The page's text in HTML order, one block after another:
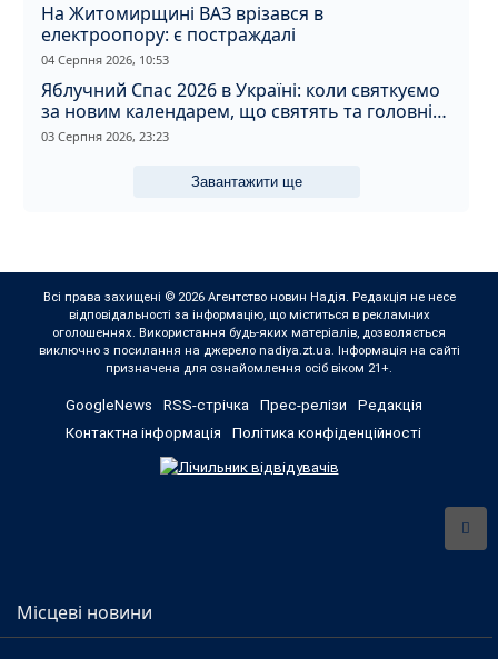
На Житомирщині ВАЗ врізався в
електроопору: є постраждалі
04 Серпня 2026, 10:53
Яблучний Спас 2026 в Україні: коли святкуємо
за новим календарем, що святять та головні
прикмети дня
03 Серпня 2026, 23:23
Завантажити ще
Всі права захищені © 2026 Агентство новин Надія. Редакція не несе
відповідальності за інформацію, що міститься в рекламних
оголошеннях. Використання будь-яких матеріалів, дозволяється
виключно з посилання на джерело nadiya.zt.ua. Інформація на сайті
призначена для ознайомлення осіб віком 21+.
GoogleNews RSS-стрічка Прес-релізи
Редакція
Контактна інформація
Політика конфіденційності
Місцеві новини